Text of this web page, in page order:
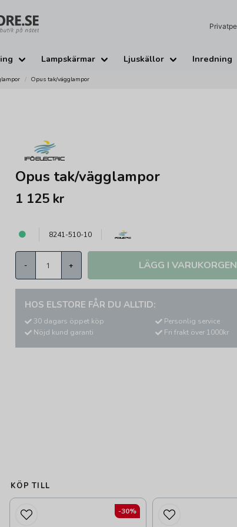
Lampskärmar Ljuskällor Inredning
Opus tak/vägglampor
Opus tak/vägglampor
1 125 kr
8241-510-10
- + LÄGG I VARUKORGEN
HOS ELSTORE FÅR DU ALLTID:
30 dagars öppet köp
Nöjd kund garanti
Personlig service
Fri frakt över 1000kr
KÖP TILL
-30%